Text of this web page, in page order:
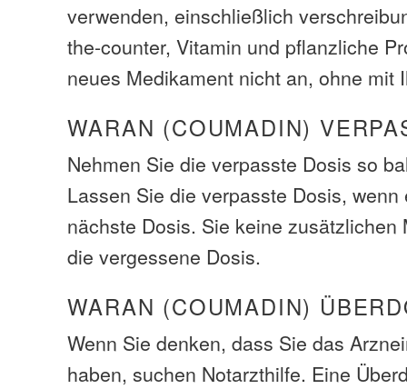
verwenden, einschließlich
the-counter, Vitamin und pflanzliche
neues Medikament nicht an, ohne mit
WARAN (COUMADIN)
Nehmen Sie die verpasste Dosis so
Lassen Sie die verpasste Dosis,
nächste Dosis. Sie keine zusätzlichen
die vergessene Dosis.
WARAN (COUMADIN)
Wenn Sie denken, dass Sie das
haben, suchen Notarzthilfe. Eine